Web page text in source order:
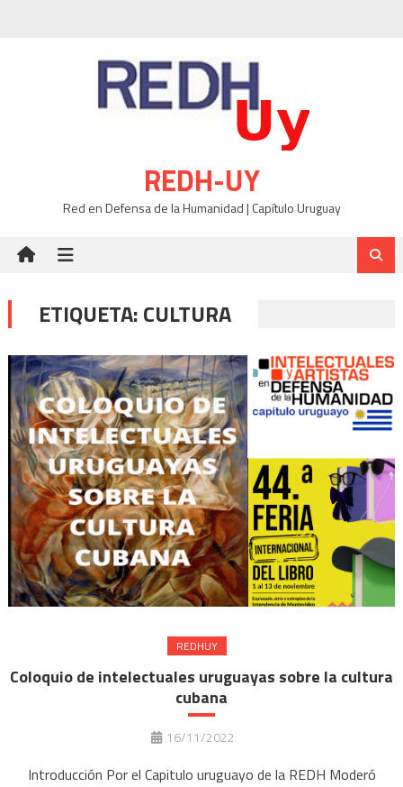
REDH-UY
Red en Defensa de la Humanidad | Capítulo Uruguay
ETIQUETA:CULTURA
REDHUY
Coloquio de intelectuales uruguayas sobre la cultura
cubana
16/11/2022
Introducción Por el Capitulo uruguayo de la REDH Moderó